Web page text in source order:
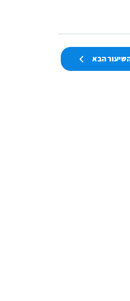
הבא